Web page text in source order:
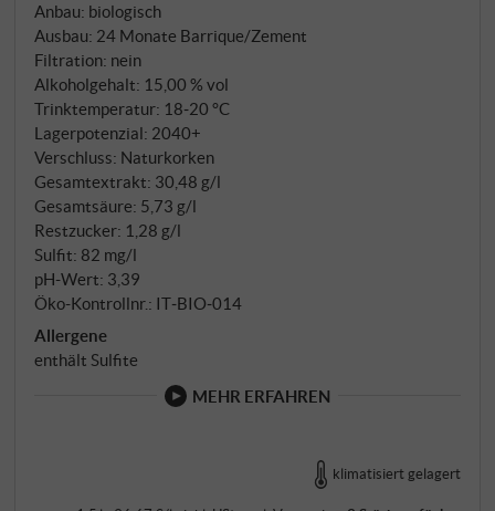
finden ihren Weg in dieses Meisterwerk. Die
spontane Gärung in Zementtanks bei maximal 28
Grad bewahrt die ursprüngliche Kraft des
Sangiovese, bevor der Wein seine malolaktische
Gärung in französischen Eichenbarriques vollzieht.
24 Monate ruht der Petresco in einer durchdachten
Kombination aus großen Fässern und Barriques –
eine ausgewogene Melange, die dem Wein Tiefe
verleiht, ohne seine ursprüngliche Eleganz zu
überdecken. Ein weiteres Jahr in Zementbehältern
und mindestens zwölf Monate Flaschenreife
vollenden die Entwicklung dieses
außergewöhnlichen Sangiovese.
Anbau: biologisch
Ausbau: 24 Monate Barrique/Zement
Filtration: nein
Alkoholgehalt: 15,00 % vol
Trinktemperatur: 18‑20 °C
Lagerpotenzial: 2040+
Verschluss: Naturkorken
Gesamtextrakt: 30,48 g/l
Gesamtsäure: 5,73 g/l
Restzucker: 1,28 g/l
Sulfit: 82 mg/l
pH-Wert: 3,39
Öko-Kontrollnr.: IT‑BIO‑014
Allergene
enthält Sulfite
MEHR ERFAHREN
klimatisiert gelagert